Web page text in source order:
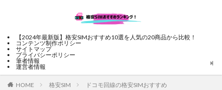
【2024年最新版】格安SIMおすすめ10選を人気の20商品から比較！
コンテンツ制作ポリシー
サイトマップ
プライバシーポリシー
筆者情報
運営者情報
HOME 格安SIM ドコモ回線の格安SIMおすすめ